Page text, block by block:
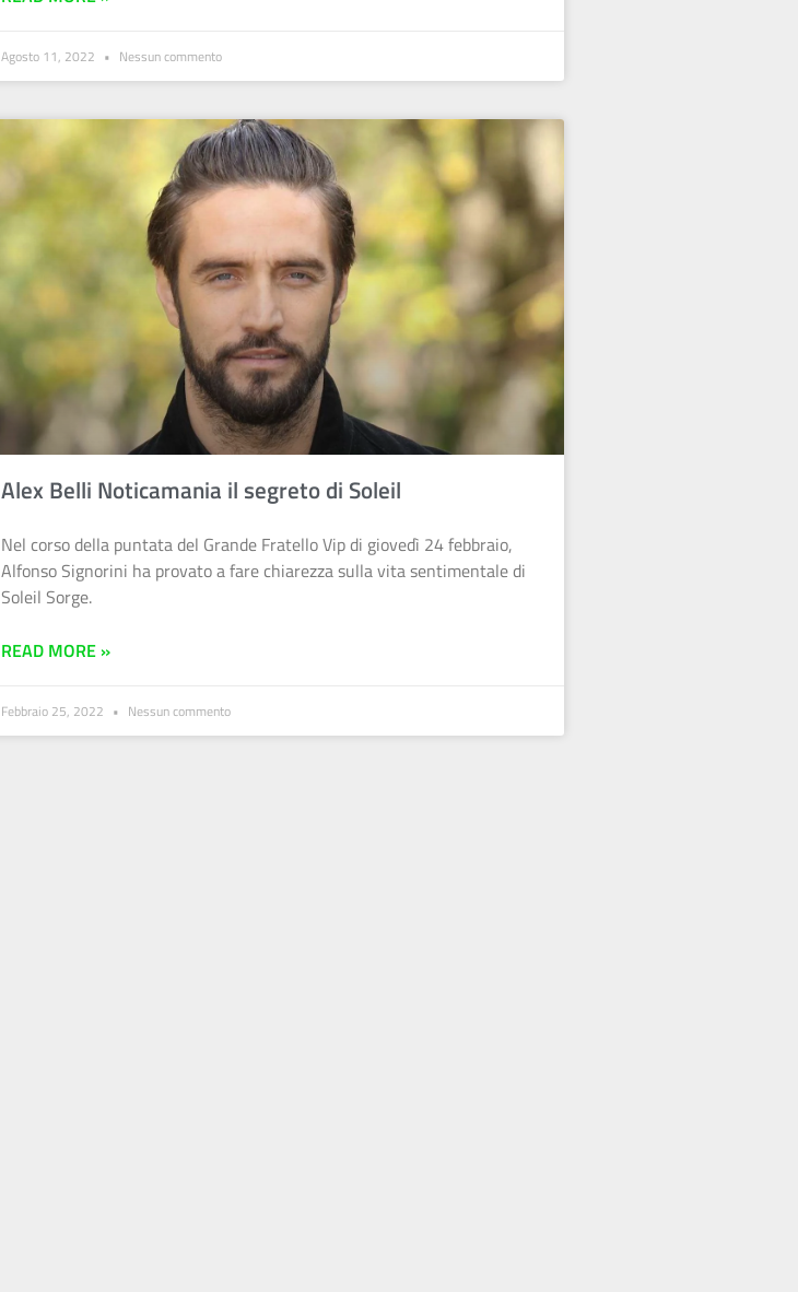
Agosto 11, 2022 Nessun commento
Alex Belli Noticamania il segreto di Soleil
Nel corso della puntata del Grande Fratello Vip di giovedì 24 febbraio,
Alfonso Signorini ha provato a fare chiarezza sulla vita sentimentale di
Soleil Sorge.
READ MORE »
Febbraio 25, 2022 Nessun commento